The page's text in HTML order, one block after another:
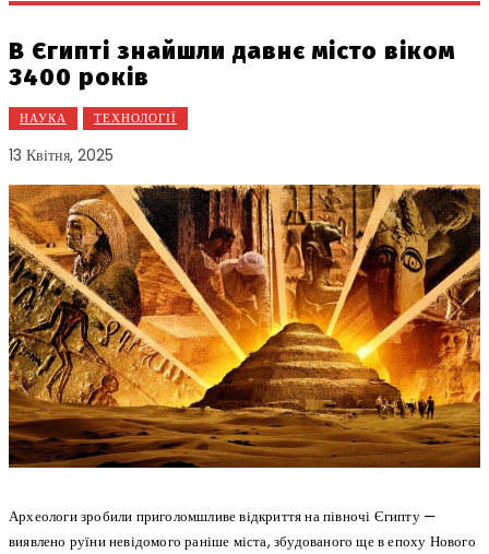
В Єгипті знайшли давнє місто віком
3400 років
НАУКА ТЕХНОЛОГІЇ
13 Квітня, 2025
Археологи зробили приголомшливе відкриття на півночі Єгипту —
виявлено руїни невідомого раніше міста, збудованого ще в епоху Нового